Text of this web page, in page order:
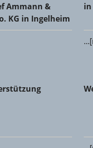
Ammann &
KG in Ingelheim
in